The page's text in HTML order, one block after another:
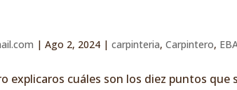
|Ago 2, 2024 |carpinteria,Carpintero,
explicaros cuáles son los diez puntos